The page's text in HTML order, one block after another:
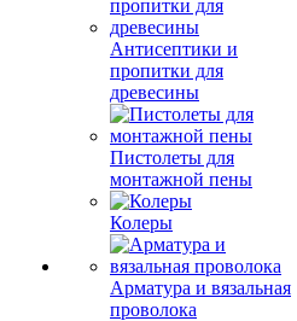
Антисептики и
пропитки для
древесины
Пистолеты для
монтажной пены
Колеры
Арматура и вязальная
проволока